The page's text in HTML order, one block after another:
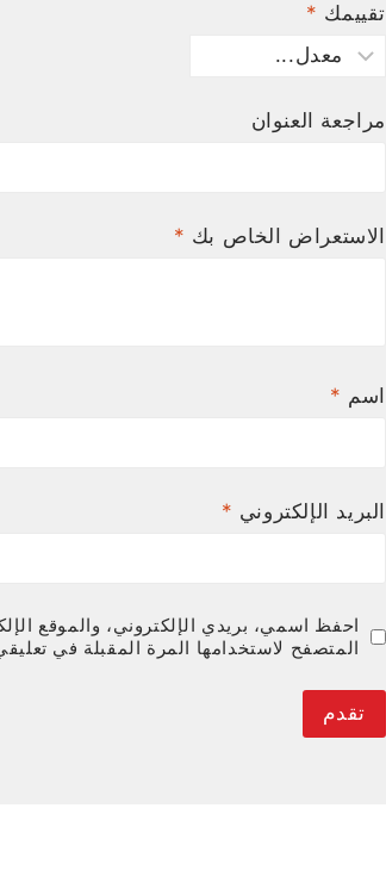
تقييمك *
مراجعة العنوان
الاستعراض الخاص بك *
اسم *
البريد الإلكتروني *
احفظ اسمي، بريدي الإلكتروني، والموقع
المتصفح لاستخدامها المرة المقبلة في